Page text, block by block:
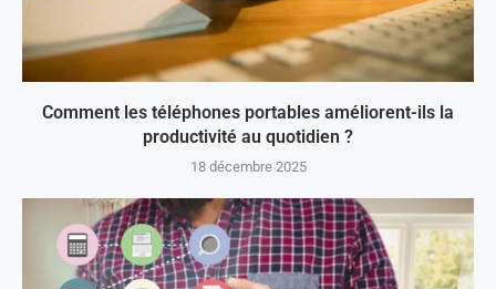
Comment les téléphones portables améliorent-ils la
productivité au quotidien ?
18 décembre 2025